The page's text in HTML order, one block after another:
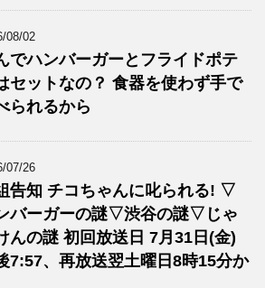
08/02
でハンバーガーとフライドポテ
セットなの？ 食器を使わず手で
られるから
07/26
告知 チコちゃんに叱られる! ▽
バーガーの謎▽渋谷の謎▽じゃ
んの謎 初回放送日 7月31日(金)
7:57、再放送翌土曜日8時15分か